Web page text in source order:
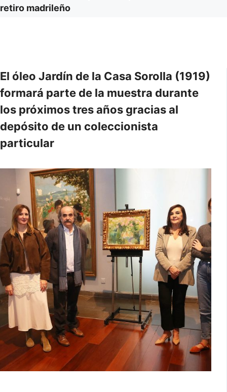
retiro madrileño
El óleo Jardín de la Casa Sorolla (1919)
formará parte de la muestra durante
los próximos tres años gracias al
depósito de un coleccionista
particular